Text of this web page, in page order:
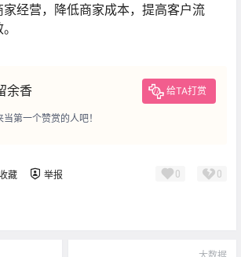
经营，降低商家成本，提高客户流
余香 给TA打赏
第一个赞赏的人吧！
收藏 举报 0 0